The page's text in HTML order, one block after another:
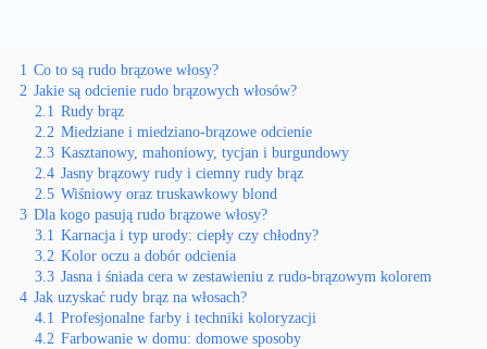
1 Co to są rudo brązowe włosy?
2 Jakie są odcienie rudo brązowych włosów?
2.1 Rudy brąz
2.2 Miedziane i miedziano-brązowe odcienie
2.3 Kasztanowy, mahoniowy, tycjan i burgundowy
2.4 Jasny brązowy rudy i ciemny rudy brąz
2.5 Wiśniowy oraz truskawkowy blond
3 Dla kogo pasują rudo brązowe włosy?
3.1 Karnacja i typ urody: ciepły czy chłodny?
3.2 Kolor oczu a dobór odcienia
3.3 Jasna i śniada cera w zestawieniu z rudo-brązowym kolorem
4 Jak uzyskać rudy brąz na włosach?
4.1 Profesjonalne farby i techniki koloryzacji
4.2 Farbowanie w domu: domowe sposoby